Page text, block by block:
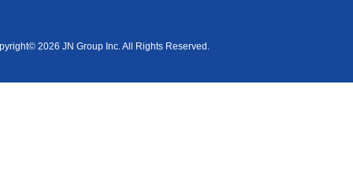
2026 JN Group Inc. All Rights Reserved.